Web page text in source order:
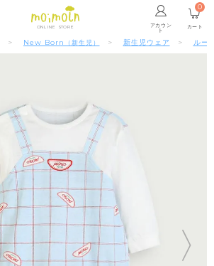
ONLINE STORE アカウン
ト カート
0
New Born （新生児） 新生児ウェア ルー